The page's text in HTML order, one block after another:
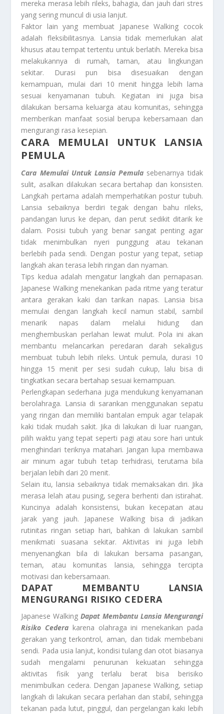
mereka merasa lebih rileks, bahagia, dan jauh dari stres
yang sering muncul di usia lanjut.
Faktor lain yang membuat Japanese Walking cocok
adalah fleksibilitasnya. Lansia tidak memerlukan alat
khusus atau tempat tertentu untuk berlatih. Mereka bisa
melakukannya di rumah, taman, atau lingkungan
sekitar. Durasi pun bisa disesuaikan dengan
kemampuan, mulai dari 10 menit hingga lebih lama
sesuai kenyamanan tubuh. Kegiatan ini juga bisa
dilakukan bersama keluarga atau komunitas, sehingga
memberikan manfaat sosial berupa kebersamaan dan
mengurangi rasa kesepian.
CARA MEMULAI UNTUK LANSIA
PEMULA
Cara Memulai Untuk Lansia Pemula sebenarnya tidak
sulit, asalkan dilakukan secara bertahap dan konsisten.
Langkah pertama adalah memperhatikan postur tubuh.
Lansia sebaiknya berdiri tegak dengan bahu rileks,
pandangan lurus ke depan, dan perut sedikit ditarik ke
dalam. Posisi tubuh yang benar sangat penting agar
tidak menimbulkan nyeri punggung atau tekanan
berlebih pada sendi. Dengan postur yang tepat, setiap
langkah akan terasa lebih ringan dan nyaman.
Tips kedua adalah mengatur langkah dan pernapasan.
Japanese Walking menekankan pada ritme yang teratur
antara gerakan kaki dan tarikan napas. Lansia bisa
memulai dengan langkah kecil namun stabil, sambil
menarik napas dalam melalui hidung dan
menghembuskan perlahan lewat mulut. Pola ini akan
membantu melancarkan peredaran darah sekaligus
membuat tubuh lebih rileks. Untuk pemula, durasi 10
hingga 15 menit per sesi sudah cukup, lalu bisa di
tingkatkan secara bertahap sesuai kemampuan.
Perlengkapan sederhana juga mendukung kenyamanan
berolahraga. Lansia di sarankan menggunakan sepatu
yang ringan dan memiliki bantalan empuk agar telapak
kaki tidak mudah sakit. Jika di lakukan di luar ruangan,
pilih waktu yang tepat seperti pagi atau sore hari untuk
menghindari teriknya matahari. Jangan lupa membawa
air minum agar tubuh tetap terhidrasi, terutama bila
berjalan lebih dari 20 menit.
Selain itu, lansia sebaiknya tidak memaksakan diri. Jika
merasa lelah atau pusing, segera berhenti dan istirahat.
Kuncinya adalah konsistensi, bukan kecepatan atau
jarak yang jauh. Japanese Walking bisa di jadikan
rutinitas ringan setiap hari, bahkan di lakukan sambil
menikmati suasana sekitar. Aktivitas ini juga lebih
menyenangkan bila di lakukan bersama pasangan,
teman, atau komunitas lansia, sehingga tercipta
motivasi dan kebersamaan.
DAPAT MEMBANTU LANSIA
MENGURANGI RISIKO CEDERA
Japanese WalkingDapat Membantu Lansia Mengurangi
Risiko Cedera karena olahraga ini menekankan pada
gerakan yang terkontrol, aman, dan tidak membebani
sendi. Pada usia lanjut, kondisi tulang dan otot biasanya
sudah mengalami penurunan kekuatan sehingga
aktivitas fisik yang terlalu berat bisa berisiko
menimbulkan cedera. Dengan Japanese Walking, setiap
langkah di lakukan secara perlahan dan stabil, sehingga
tekanan pada lutut, pinggul, dan pergelangan kaki lebih